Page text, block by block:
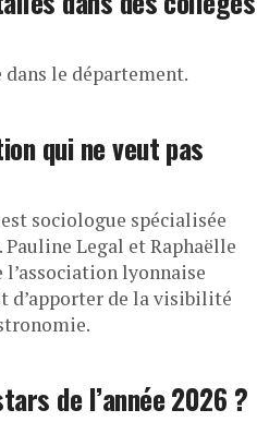
dans le département.
qui ne veut pas
sociologue spécialisée
Legal et Raphaëlle
lyonnaise
d’apporter de la visibilité
de l’année 2026 ?